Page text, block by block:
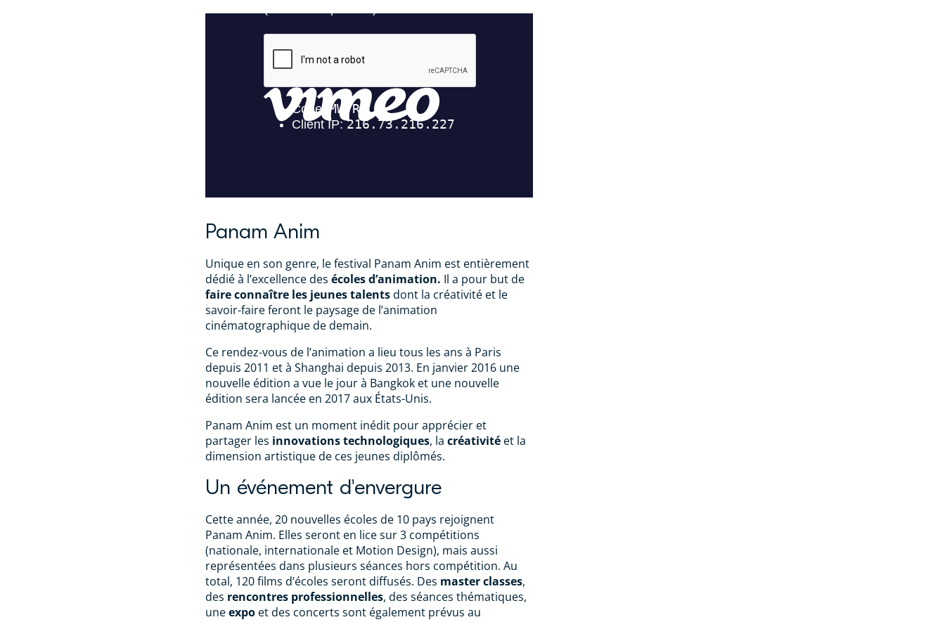
Panam Anim
Unique en son genre, le festival Panam Anim est entièrement
dédié à l’excellence des écoles d’animation. Il a pour but de
faire connaître les jeunes talentsdont la créativité et le
savoir-faire feront le paysage de l’animation
cinématographique de demain.
Ce rendez-vous de l’animation a lieu tous les ans à Paris
depuis 2011 et à Shanghai depuis 2013. En janvier 2016 une
nouvelle édition a vue le jour à Bangkok et une nouvelle
édition sera lancée en 2017 aux États-Unis.
Panam Anim est un moment inédit pour apprécier et
partager les innovations technologiques, la créativité et la
dimension artistique de ces jeunes diplômés.
Un événement d'envergure
Cette année, 20 nouvelles écoles de 10 pays rejoignent
Panam Anim. Elles seront en lice sur 3 compétitions
(nationale, internationale et Motion Design), mais aussi
représentées dans plusieurs séances hors compétition. Au
total, 120 films d’écoles seront diffusés. Des master classes,
des rencontres professionnelles, des séances thématiques,
uneexpo et des concerts sont également prévus au